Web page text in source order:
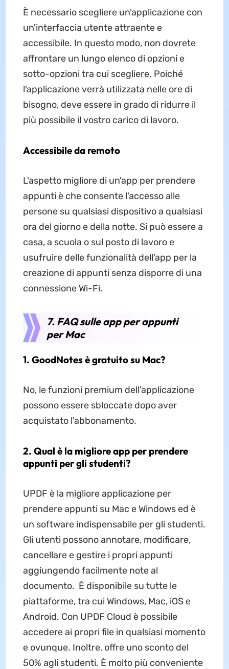
È necessario scegliere un'applicazione con
un'interfaccia utente attraente e
accessibile. In questo modo, non dovrete
affrontare un lungo elenco di opzioni e
sotto-opzioni tra cui scegliere. Poiché
l'applicazione verrà utilizzata nelle ore di
bisogno, deve essere in grado di ridurre il
più possibile il vostro carico di lavoro.
Accessibile da remoto
L'aspetto migliore di un'app per prendere
appunti è che consente l'accesso alle
persone su qualsiasi dispositivo a qualsiasi
ora del giorno e della notte. Si può essere a
casa, a scuola o sul posto di lavoro e
usufruire delle funzionalità dell'app per la
creazione di appunti senza disporre di una
connessione Wi-Fi.
7. FAQ sulle app per appunti
per Mac
1. GoodNotes è gratuito su Mac?
No, le funzioni premium dell'applicazione
possono essere sbloccate dopo aver
acquistato l'abbonamento.
2. Qual è la migliore app per prendere
appunti per gli studenti?
UPDF è la migliore applicazione per
prendere appunti su Mac e Windows ed è
un software indispensabile per gli studenti.
Gli utenti possono annotare, modificare,
cancellare e gestire i propri appunti
aggiungendo facilmente note al
documento. È disponibile su tutte le
piattaforme, tra cui Windows, Mac, iOS e
Android. Con UPDF Cloud è possibile
accedere ai propri file in qualsiasi momento
e ovunque. Inoltre, offre uno sconto del
50% agli studenti. È molto più conveniente